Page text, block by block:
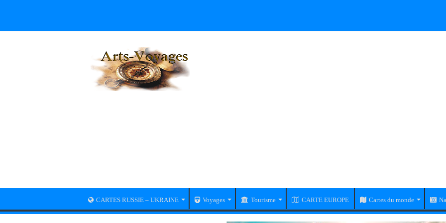
CARTES RUSSIE – UKRAINE Voyages Tourisme CARTE EUROPE Cartes du monde